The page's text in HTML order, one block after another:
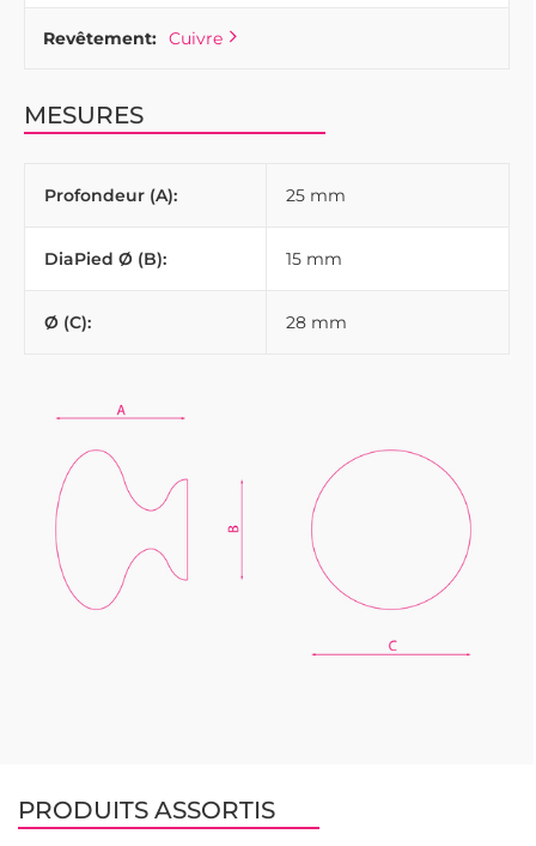
Revêtement: Cuivre
MESURES
Profondeur (A): 25 mm
DiaPied Ø (B): 15 mm
Ø (C): 28 mm
PRODUITS ASSORTIS